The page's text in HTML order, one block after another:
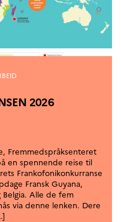
2026
Fremmedspråksenteret
en spennende reise til
Frankofonikonkurranse
Fransk Guyana,
Alle de fem
via denne lenken. Dere